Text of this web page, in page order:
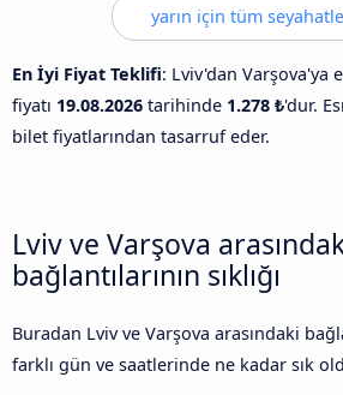
yarın için tüm
En İyi Fiyat Teklifi: Lviv'dan Varşova'ya
fiyatı 19.08.2026 tarihinde 1.278 ₺'dur.
bilet fiyatlarından tasarruf eder.
Lviv ve Varşova
bağlantılarının sıklığı
Buradan Lviv ve Varşova arasındaki
farklı gün ve saatlerinde ne kadar sık